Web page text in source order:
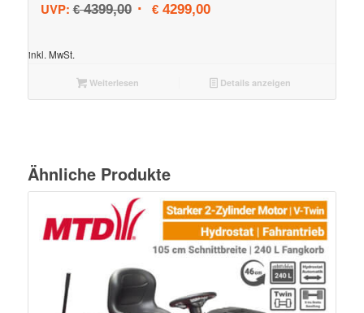
UVP: €4399,00 Ursprünglicher Preis war: € 4399,00
€4299,00Aktueller Preis ist: €
inkl. MwSt.
Weiterlesen Details anzeigen
Ähnliche Produkte